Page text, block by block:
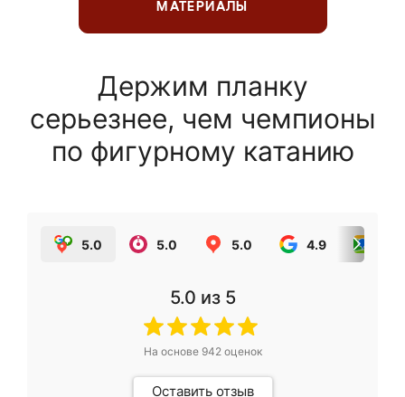
МАТЕРИАЛЫ
Держим планку
серьезнее, чем чемпионы
по фигурному катанию
5.0 5.0 5.0 4.9
5.0 из 5
На основе 942оценок
Оставить отзыв